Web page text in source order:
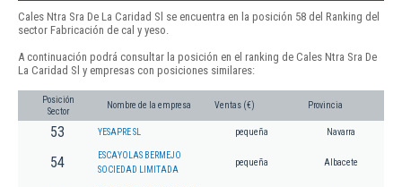
Cales Ntra Sra De La Caridad Sl se encuentra en la posición 58 del Ranking del
sector Fabricación de cal y yeso.
A continuación podrá consultar la posición en el ranking de Cales Ntra Sra De
La Caridad Sl y empresas con posiciones similares:
Posición
Sector
Nombre de la empresa Ventas (€) Provincia
53 YESAPRE SL pequeña Navarra
54
ESCAYOLAS BERMEJO
SOCIEDAD LIMITADA
pequeña Albacete